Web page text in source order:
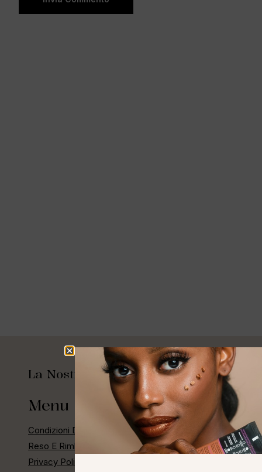
La Nostra Storia
Menu Rapido
Condizioni Di Vendita
Reso E Rimborso
Privacy Policy E Cashback